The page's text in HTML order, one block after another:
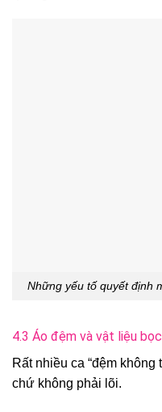
Những yếu tố quyết định
4.3 Áo đệm và vật liệu bọc
Rất nhiều ca “đệm không
chứ không phải lõi.